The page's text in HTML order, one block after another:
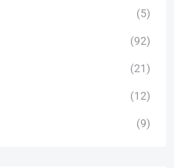
(5)
(92)
(21)
(12)
(9)